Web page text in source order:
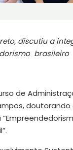
discutiu a
brasileiro
de
doutorando